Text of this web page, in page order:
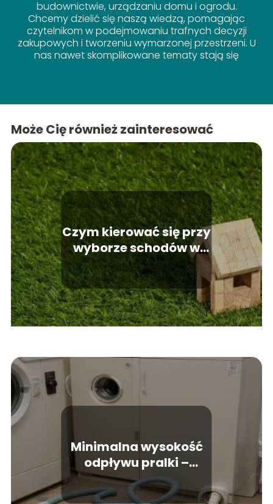
budownictwie, urządzaniu domu i ogrodu.
Chcemy dzielić się naszą wiedzą, pomagając
czytelnikom w podejmowaniu trafnych decyzji
zakupowych i tworzeniu wymarzonej przestrzeni. U
nas nawet skomplikowane tematy stają się
Może Cię również zainteresować
Czym kierować się przy
wyborze schodów w
domku?
Minimalna wysokość
odpływu pralki –
dlaczego jest tak
istotna?